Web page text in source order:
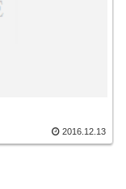
2016.12.13